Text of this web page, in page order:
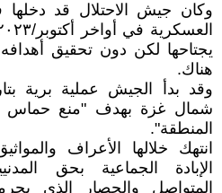
وكان جيش الاحتلال قد دخلها
يجتاحها لكن دون تحقيق
هناك.
شمال غزة بهدف "منع حماس
المنطقة".
انتهك خلالها الأعراف
الإبادة الجماعية بحق
المتواصل والحصار الذي